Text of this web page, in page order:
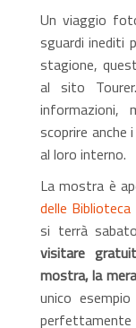
Un viaggio
sguardi inediti
stagione,
al sito
informazioni,
scoprire anche
al loro interno.
La mostra è
delle
si terrà
visitare
mostra, la
unico
perfettamente